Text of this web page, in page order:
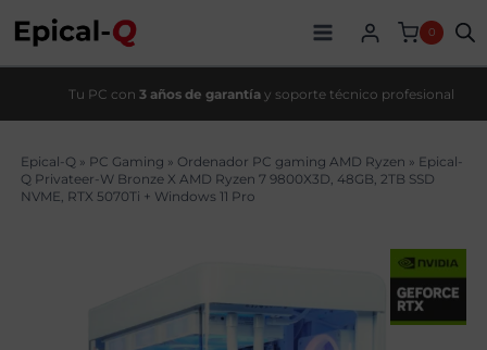
contenido
0
Tu PC con 3 años de garantía y soporte técnico profesional
Epical-Q » PC Gaming » Ordenador PC gaming AMD Ryzen » Epical-
Q Privateer-W Bronze X AMD Ryzen 7 9800X3D, 48GB, 2TB SSD
NVME, RTX 5070Ti + Windows 11 Pro